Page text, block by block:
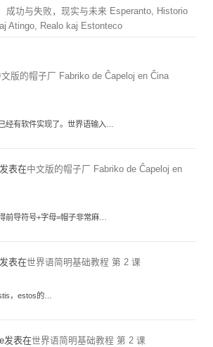
成功与失败，现实与未来 Esperanto, Historio
Atingo, Realo kaj Estonteco
文版的帽子厂 Fabriko de Ĉapeloj en Ĉina
经有软件实现了。世界语输入…
发表在中文版的帽子厂 Fabriko de Ĉapeloj en
前导符号+字母=帽子非常麻…
发表在世界语简明基础教程 第 2 课
，estos的…
发表在世界语简明基础教程 第 2 课